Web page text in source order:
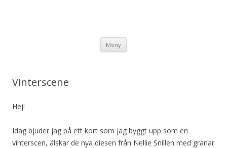
Meny
Vinterscene
Hej!
Idag bjuder jag på ett kort som jag byggt upp som en
vinterscen, älskar de nya diesen från Nellie Snillen med granar